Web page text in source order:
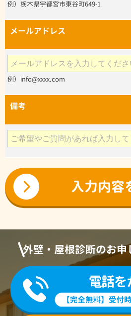
例）栃木県宇都宮市東谷町649-1
メールアドレス
例）info@xxxx.com
備考
外壁・屋根診断のお申